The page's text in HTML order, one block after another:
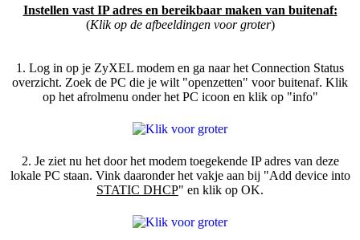
Instellen vast IP adres en bereikbaar maken van buitenaf:
(Klik op de afbeeldingen voor groter)
1. Log in op je ZyXEL modem en ga naar het Connection Status
overzicht. Zoek de PC die je wilt "openzetten" voor buitenaf. Klik
op het afrolmenu onder het PC icoon en klik op "info"
2. Je ziet nu het door het modem toegekende IP adres van deze
lokale PC staan. Vink daaronder het vakje aan bij "Add device into
STATIC DHCP" en klik op OK.